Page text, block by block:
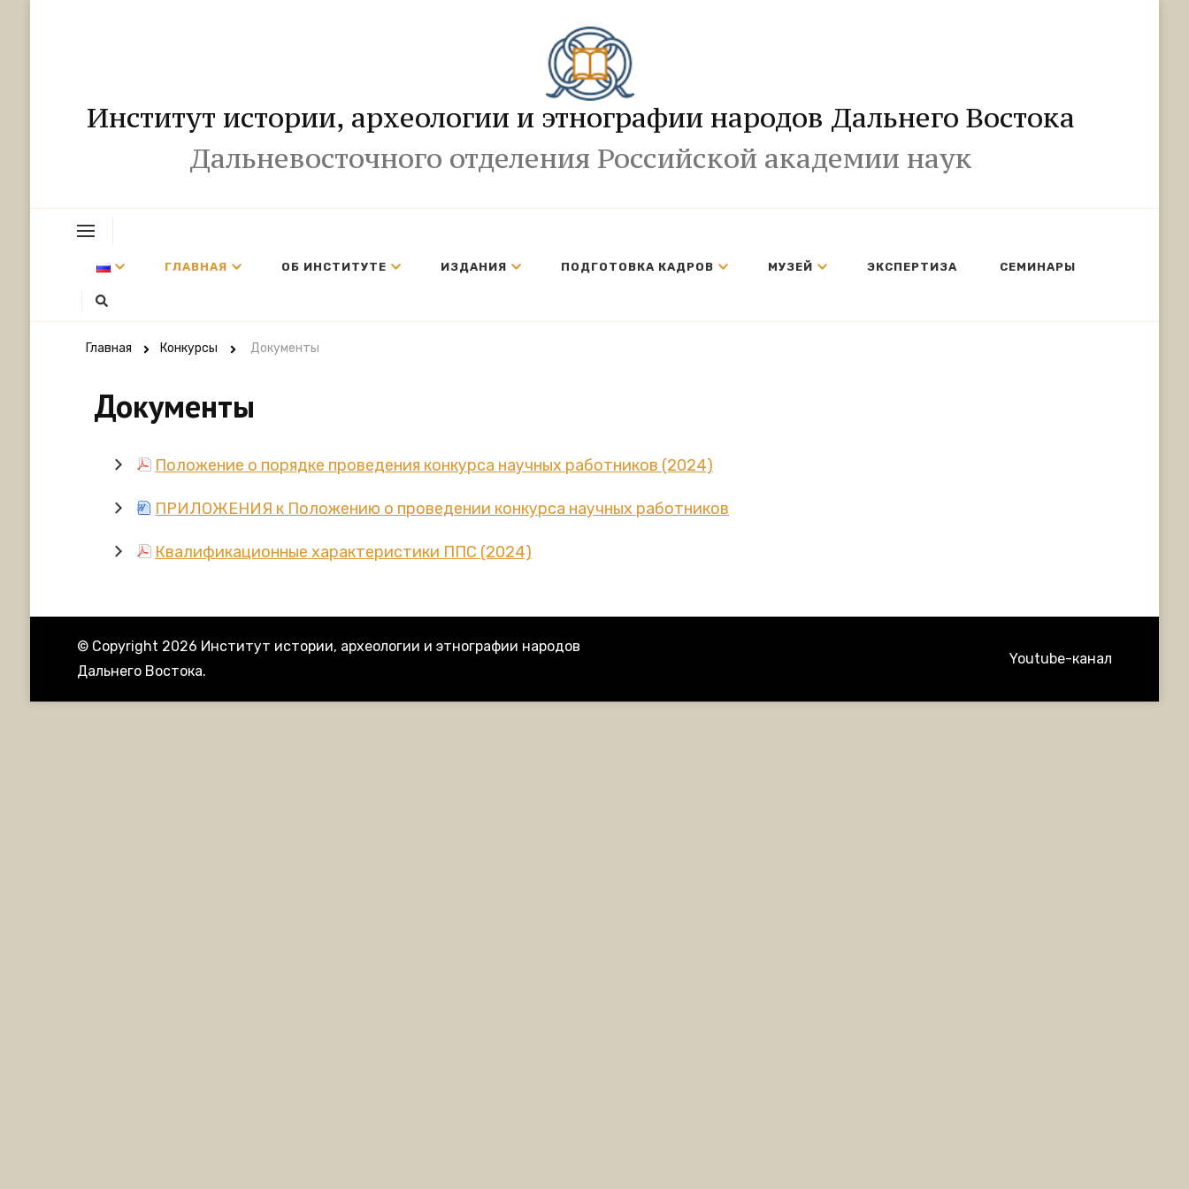
Институт истории, археологии и этнографии народов Дальнего Востока
Дальневосточного отделения Российской академии наук
ГЛАВНАЯ ОБ ИНСТИТУТЕ ИЗДАНИЯ ПОДГОТОВКА КАДРОВ МУЗЕЙ ЭКСПЕРТИЗА СЕМИНАРЫ
Главная Конкурсы Документы
Документы
Положение о порядке проведения конкурса научных работников (2024)
ПРИЛОЖЕНИЯ к Положению о проведении конкурса научных работников
Квалификационные характеристики ППС (2024)
© Copyright 2026 Институт истории, археологии и этнографии народов
Дальнего Востока.
Youtube-канал